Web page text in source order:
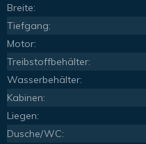
Breite:
Tiefgang:
Motor:
Treibstoffbehälter:
Wasserbehälter:
Kabinen:
Liegen:
Dusche/WC: